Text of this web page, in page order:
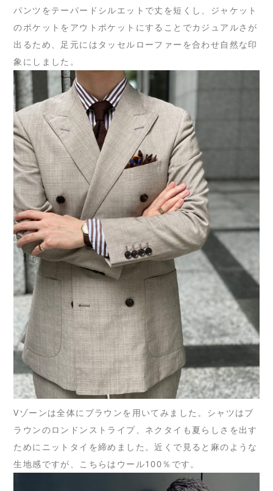
パンツをテーパードシルエットで丈を短くし、ジャケット
のポケットをアウトポケットにすることでカジュアルさが
出るため、足元にはタッセルローファーを合わせ自然な印
象にしました。
Vゾーンは全体にブラウンを用いてみました。シャツはブ
ラウンのロンドンストライプ、ネクタイも夏らしさを出す
ためにニットタイを締めました。近くで見ると麻のような
生地感ですが、こちらはウール100％です。